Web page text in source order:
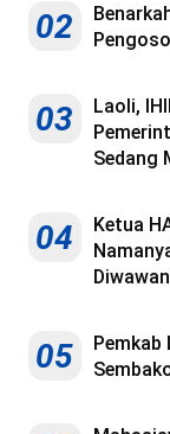
02
03
Laoli,
Sedang
04
Ketua
05
Pemkab